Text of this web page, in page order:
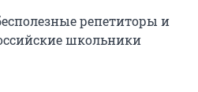
репетиторы и
школьники